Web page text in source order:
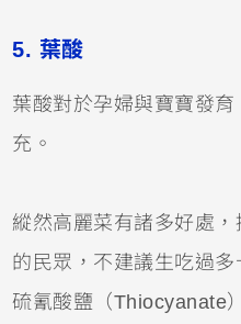
5. 葉酸
葉酸對於孕婦與寶寶發
充。
縱然高麗菜有諸多好處
的民眾，不建議生吃過
硫氰酸鹽（Thiocyanate